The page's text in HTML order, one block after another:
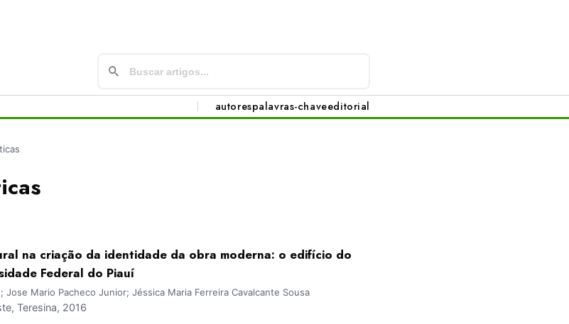
autorespalavras-chaveeditorial
na criação da identidade da obra moderna: o edifício do
Federal do Piauí
Jose Mario Pacheco Junior; Jéssica Maria Ferreira Cavalcante Sousa
Teresina, 2016